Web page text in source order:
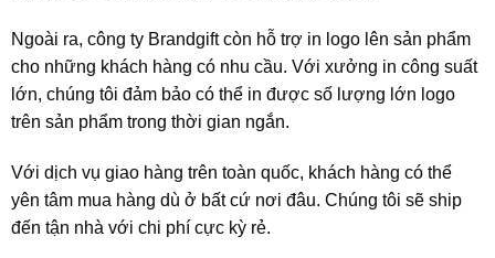
Ngoài ra, công ty Brandgift còn hỗ trợ in logo lên sản phẩm
cho những khách hàng có nhu cầu. Với xưởng in công suất
lớn, chúng tôi đảm bảo có thể in được số lượng lớn logo
trên sản phẩm trong thời gian ngắn.
Với dịch vụ giao hàng trên toàn quốc, khách hàng có thể
yên tâm mua hàng dù ở bất cứ nơi đâu. Chúng tôi sẽ ship
đến tận nhà với chi phí cực kỳ rẻ.